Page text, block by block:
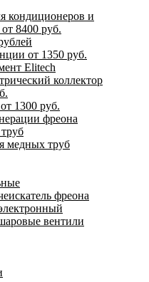
кондиционеров и
8400 руб.
от 1350 руб.
Elitech
коллектор
1300 руб.
фреона
медных труб
фреона
вентили